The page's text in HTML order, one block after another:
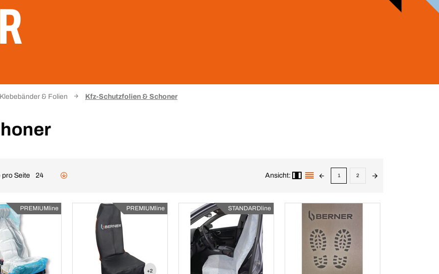
Klebebänder & Folien Kfz-Schutzfolien & Schoner
pro Seite 24 Ansicht: 1 2
PREMIUMline PREMIUMline
+2
STANDARDline